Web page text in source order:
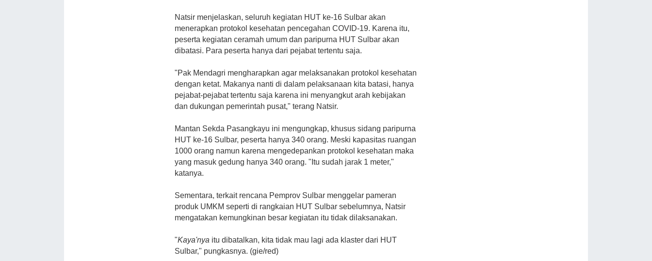
Natsir menjelaskan, seluruh kegiatan HUT ke-16 Sulbar akan
menerapkan protokol kesehatan pencegahan COVID-19. Karena itu,
peserta kegiatan ceramah umum dan paripurna HUT Sulbar akan
dibatasi. Para peserta hanya dari pejabat tertentu saja.
"Pak Mendagri mengharapkan agar melaksanakan protokol kesehatan
dengan ketat. Makanya nanti di dalam pelaksanaan kita batasi, hanya
pejabat-pejabat tertentu saja karena ini menyangkut arah kebijakan
dan dukungan pemerintah pusat," terang Natsir.
Mantan Sekda Pasangkayu ini mengungkap, khusus sidang paripurna
HUT ke-16 Sulbar, peserta hanya 340 orang. Meski kapasitas ruangan
1000 orang namun karena mengedepankan protokol kesehatan maka
yang masuk gedung hanya 340 orang. "Itu sudah jarak 1 meter,"
katanya.
Sementara, terkait rencana Pemprov Sulbar menggelar pameran
produk UMKM seperti di rangkaian HUT Sulbar sebelumnya, Natsir
mengatakan kemungkinan besar kegiatan itu tidak dilaksanakan.
"Kaya'nya itu dibatalkan, kita tidak mau lagi ada klaster dari HUT
Sulbar," pungkasnya. (gie/red)